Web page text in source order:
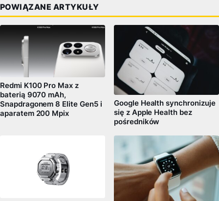
POWIĄZANE ARTYKUŁY
Redmi K100 Pro Max z
baterią 9070 mAh,
Snapdragonem 8 Elite Gen5 i
aparatem 200 Mpix
Google Health synchronizuje
się z Apple Health bez
pośredników